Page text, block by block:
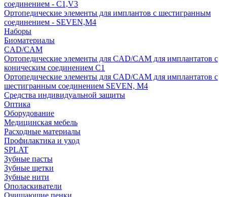
соединением - C1,V3
Ортопедические элементы для имплантов с шестигранным
соединением - SEVEN,M4
Наборы
Биоматериалы
CAD/CAM
Ортопедические элементы для CAD/CAM для имплантатов с
коническим соединением С1
Ортопедические элементы для CAD/CAM для имплантатов с
шестигранным соединением SEVEN, М4
Средства индивидуальной защиты
Оптика
Оборудование
Медицинская мебель
Расходные материалы
Профилактика и уход
SPLAT
Зубные пасты
Зубные щетки
Зубные нити
Ополаскиватели
Очищающие пенки